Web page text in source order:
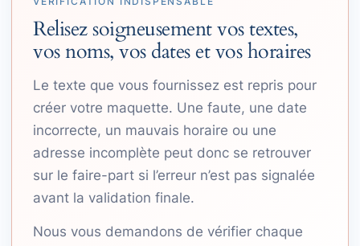
Relisez soigneusement vos textes,
vos noms, vos dates et vos horaires
Le texte que vous fournissez est repris pour
créer votre maquette. Une faute, une date
incorrecte, un mauvais horaire ou une
adresse incomplète peut donc se retrouver
sur le faire-part si l’erreur n’est pas signalée
avant la validation finale.
Nous vous demandons de vérifier chaque